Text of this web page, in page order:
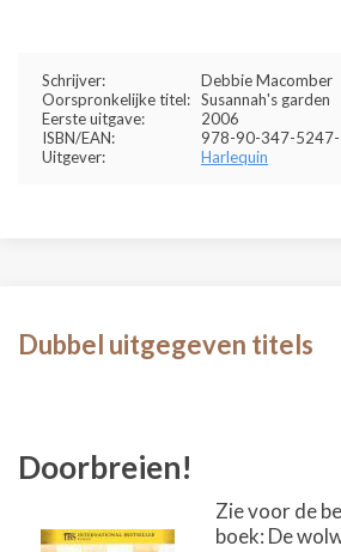
Schrijver:
Debbie Macomber
Oorspronkelijke titel: Susannah's garden
Eerste uitgave:
2006
ISBN/EAN:
978-90-347-
Uitgever:
Harlequin
Dubbel uitgegeven titels
Doorbreien!
Zie voor de
boek: De